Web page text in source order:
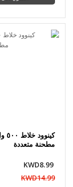
مطحنة متعددة
KWD8.99
KWD14.99